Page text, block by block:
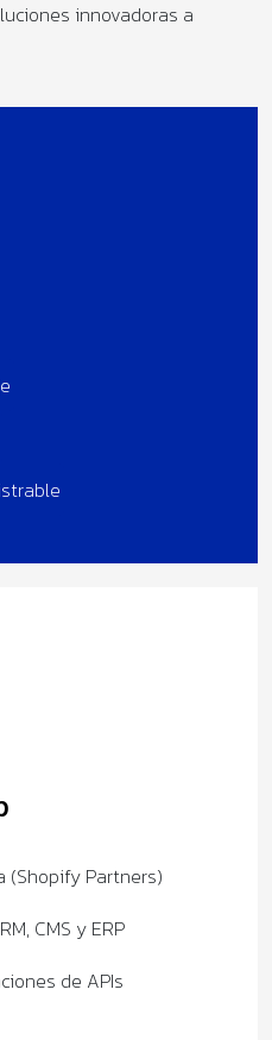
innovadoras a
(Shopify Partners)
CMS y ERP
de APIs